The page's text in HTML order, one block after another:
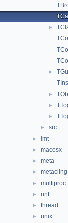
►
►
►
►
►
► src
► imt
► macosx
► meta
► metacling
► multiproc
► rint
► thread
► unix